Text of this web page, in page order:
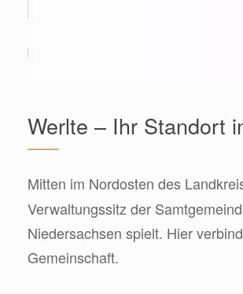
Werlte – Ihr Standort
Mitten im Nordosten des
Verwaltungssitz der
Niedersachsen spielt. Hier
Gemeinschaft.